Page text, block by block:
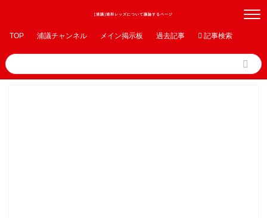
[浦議]浦和レッズについて議論するページ
TOP 浦議チャンネル メイン掲示板 過去記事  記事検索